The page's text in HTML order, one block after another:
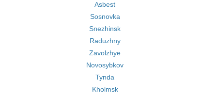
Asbest
Sosnovka
Snezhinsk
Raduzhny
Zavolzhye
Novosybkov
Tynda
Kholmsk